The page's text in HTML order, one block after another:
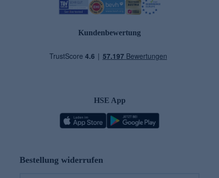
Kundenbewertung
HSE App
Bestellung widerrufen